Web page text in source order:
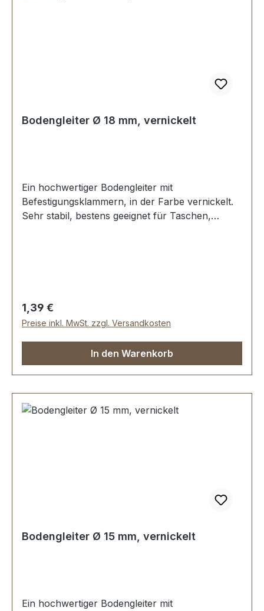
Bodengleiter Ø 18 mm, vernickelt
Ein hochwertiger Bodengleiter mit
Befestigungsklammern, in der Farbe vernickelt.
Sehr stabil, bestens geeignet für Taschen,
Regulärer Preis:
1,39 €
Preise inkl. MwSt. zzgl. Versandkosten
In den Warenkorb
Bodengleiter Ø 15 mm, vernickelt
Ein hochwertiger Bodengleiter mit